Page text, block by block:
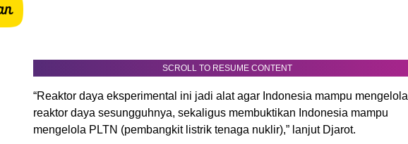
SCROLL TO RESUME CONTENT
“Reaktor daya eksperimental ini jadi alat agar Indonesia mampu mengelola
reaktor daya sesungguhnya, sekaligus membuktikan Indonesia mampu
mengelola PLTN (pembangkit listrik tenaga nuklir),” lanjut Djarot.